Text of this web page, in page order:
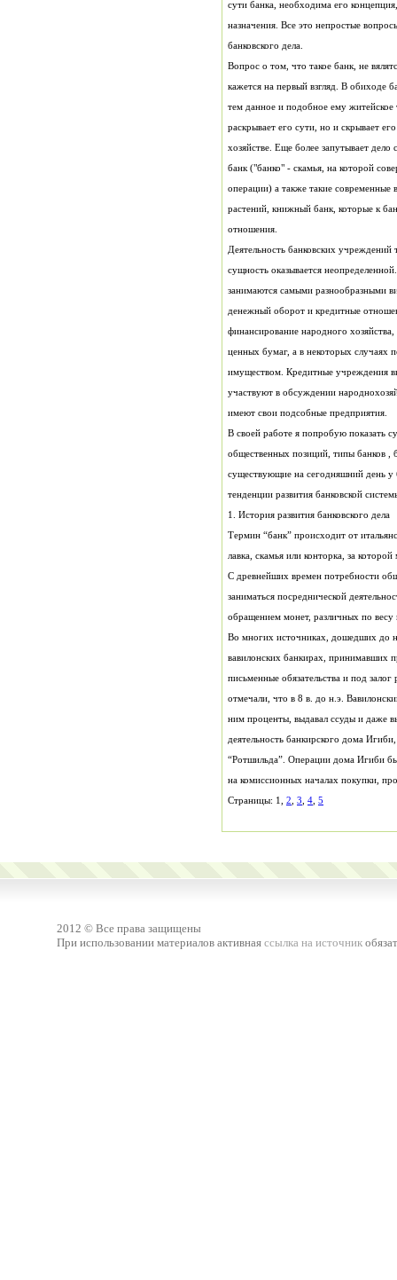
банковского дела.
отношения.
имеют свои подсобные предприятия.
тенденции развития банковской
1. История развития банковского дела
лавка, скамья или конторка, за
обращением монет, различных по
Страницы: 1, 2 3 4 5
2012 © Все права защищены
При использовании материалов активная ссылка на источник